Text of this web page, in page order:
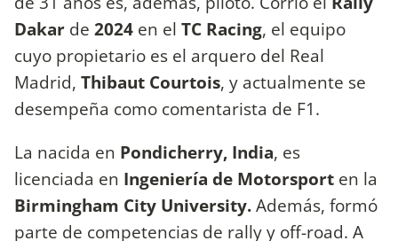
Dakar de 2024 en el TC Racing, el equipo
cuyo propietario es el arquero del Real
Madrid, Thibaut Courtois, y actualmente se
desempeña como comentarista de F1.
La nacida en Pondicherry, India, es
licenciada en Ingeniería de Motorsport en la
Birmingham City University.Además, formó
parte de competencias de rally y off-road. A